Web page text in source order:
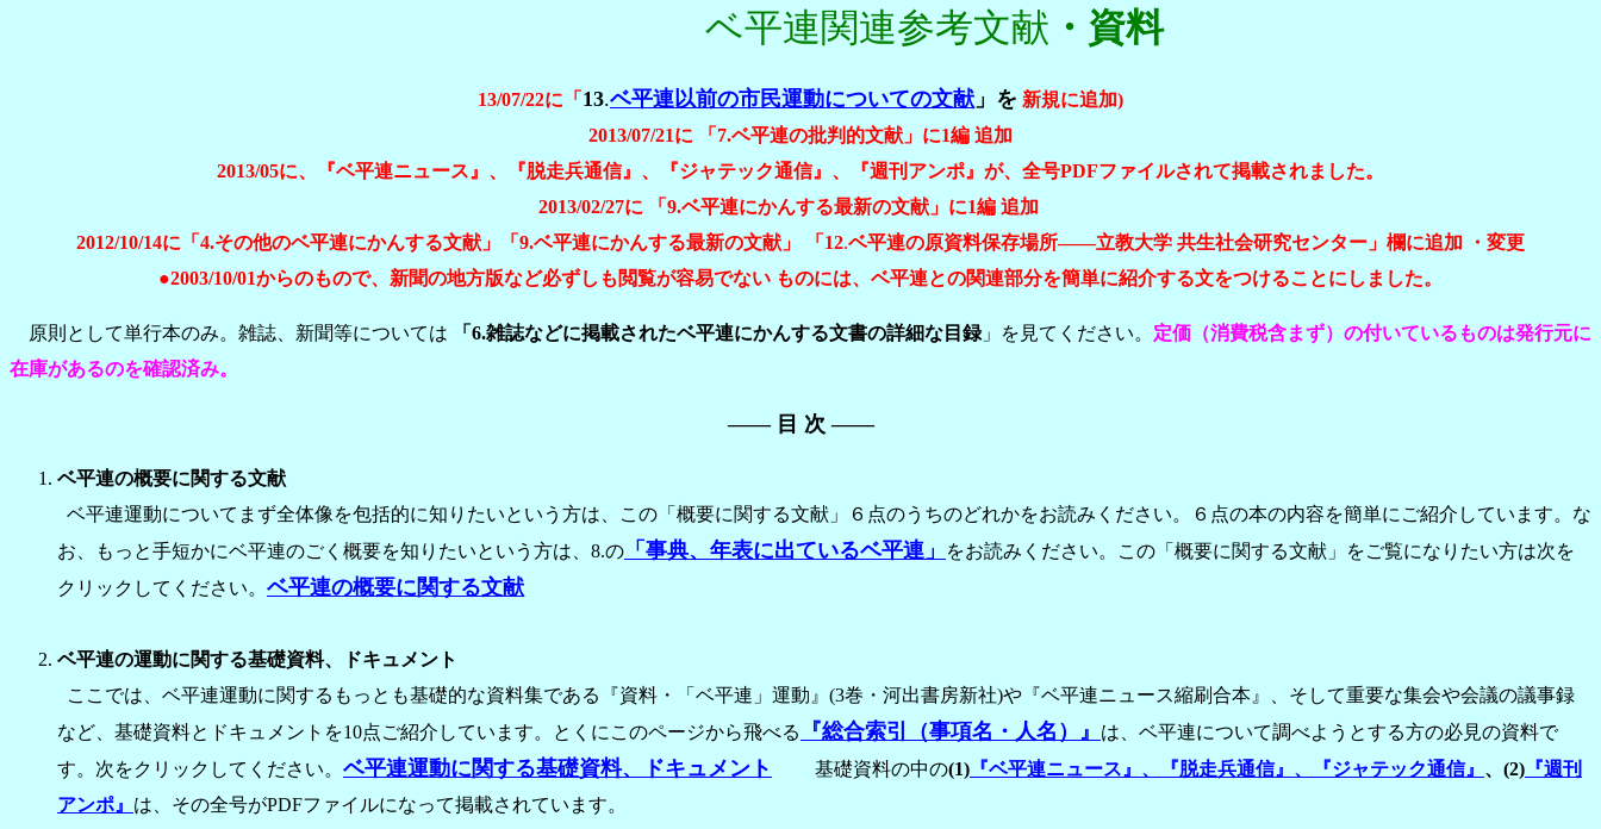
ベ平連関連参考文献 ・資料
13/07/22に「 13.ベ平連以前の市民運動についての文献 」を 新規に追加)
2013/07/21に
「7.ベ平連の批判的文献」に1編 追加
2013/05に、
『ベ平連ニュース』、『脱走兵通信』、『ジャテック通信』 、 『週刊アンポ』 が、全号PDFファイルされて掲載されました。
2013/02/27に
「9.ベ平連にかんする最新の文献」に1編 追加
2012/10/14に 「4.その他のベ平連にかんする文献」 「9.ベ平連にかんする最新の文献」 「 12.ベ平連の原資料保存場所――立教大学 共生社会研究センター 」欄に追加 ・変更
●2003/10/01からのもので、新聞の地方版など必ずしも閲覧が容易でない ものには、ベ平連との関連部分を簡単に紹介する文をつけることにしました。
原則として単行本のみ。雑誌、新聞等については 「6.雑誌などに掲載されたベ平連にかんする文書の詳細な目録」を見てください。 定価（消費税含まず） の付いているものは発行元に
在庫があるのを確認済み。
―― 目 次 ――
ベ平連の概要に関する文献
ベ平連運動についてまず全体像を包括的に知りたいという方は、この「概要に関する文献」６点のうちのどれかをお読みください。６点の本の内容を簡単にご紹介しています。な
お、もっと手短かにベ平連のごく概要を知りたいという方は、8.の 「事典、年表に出ているベ平連」
をお読みください。この「概要に関する文献」をご覧になりたい方は次を
クリックしてください。 ベ平連の概要に関する文献
ベ平連の運動に関する基礎資料、ドキュメント
ここでは、ベ平連運動に関するもっとも基礎的な資料集である『資料・「ベ平連」運動』(3巻・河出書房新社)や『ベ平連ニュース縮刷合本』、そして重要な集会や会議の議事録
など、基礎資料とドキュメントを10点ご紹介しています。とくにこのページから飛べる
『総合索引（事項名・人名）』
は、ベ平連について調べようとする方の必見の資料で
す。次をクリックしてください。 ベ平連運動に関する基礎資料、ドキュメント 基礎資料の中の(1) 『ベ平連ニュース』、『脱走兵通信』、『ジャテック通信』 、(2) 『週刊
アンポ』 は、その全号がPDFファイルになって掲載されています。